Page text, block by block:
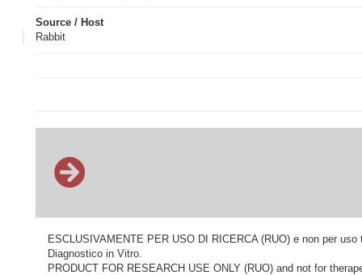
Source / Host
Rabbit
ESCLUSIVAMENTE PER USO DI RICERCA (RUO) e non per
Diagnostico in Vitro.
PRODUCT FOR RESEARCH USE ONLY (RUO) and not for